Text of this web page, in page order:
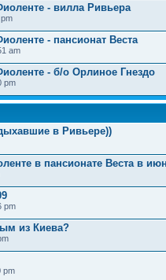
- вилла Ривьера
- пансионат Веста
am
- б/о Орлиное Гнездо
pm
в Ривьере))
в пансионате Веста в
pm
из Киева?
pm